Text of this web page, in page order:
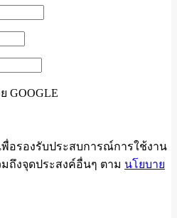
GOOGLE
อรองรับประสบการณ์การใช้งาน
ถึงจุดประสงค์อื่นๆ ตาม นโยบาย